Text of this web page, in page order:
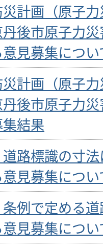
災計画（原子
丹後市原子力
意見募集につ
災計画（原子
丹後市原子力
集結果
道路標識の寸
意見募集につ
条例で定める
意見募集につ